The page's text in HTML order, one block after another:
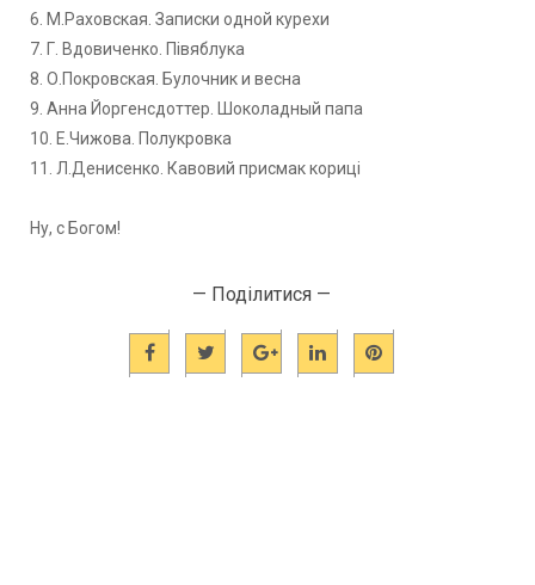
6. М.Раховская. Записки одной курехи
7. Г. Вдовиченко. Півяблука
8. О.Покровская. Булочник и весна
9. Анна Йоргенсдоттер. Шоколадный папа
10. Е.Чижова. Полукровка
11. Л.Денисенко. Кавовий присмак кориці
Ну, с Богом!
— Поділитися —